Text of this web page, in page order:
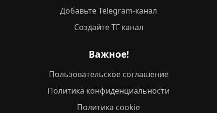
Добавьте Telegram-канал
Создайте ТГ канал
Важное!
Пользовательское соглашение
Политика конфиденциальности
Политика cookie